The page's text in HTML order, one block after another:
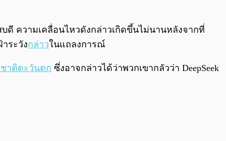
ดี ความเคลื่อนไหวดังกล่าวเกิดขึ้นไม่นานหลังจากที่
ระวังกล่าวในแถลงการณ์
าติตะวันตก ซึ่งอาจกล่าวได้ว่าพวกเขากลัวว่า DeepSeek